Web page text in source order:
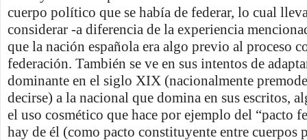
cuerpo político que se había de federar, lo cual
considerar -a diferencia de la experiencia
que la nación española era algo previo al proceso
federación. También se ve en sus intentos de
dominante en el siglo XIX (nacionalmente
decirse) a la nacional que domina en sus escritos,
el uso cosmético que hace por ejemplo del “pacto
hay de él (como pacto constituyente entre cuerpos